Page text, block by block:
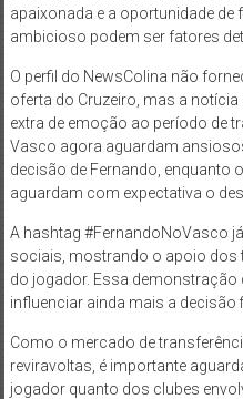
apaixonada e a oportunidade de
ambicioso podem ser fatores
O perfil do NewsColina não
oferta do Cruzeiro, mas a
extra de emoção ao período de
Vasco agora aguardam
decisão de Fernando, enquanto
aguardam com expectativa o
A hashtag #FernandoNoVasco
sociais, mostrando o apoio
do jogador. Essa
influenciar ainda mais a decisão
Como o mercado de
reviravoltas, é importante
jogador quanto dos clubes